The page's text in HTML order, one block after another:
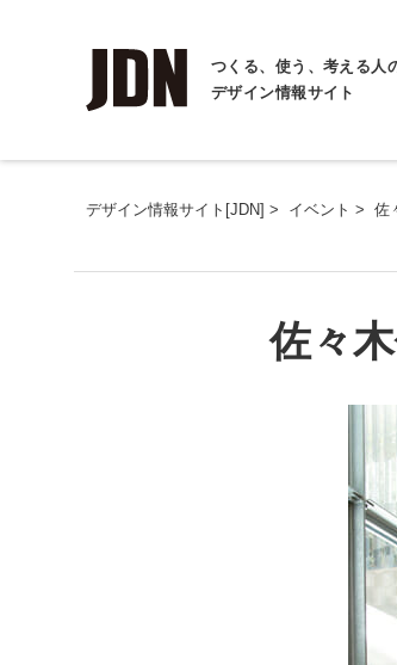
つくる、使う、考える人
デザイン情報サイト
デザイン情報サイト[JDN] > イベント > 佐
佐々